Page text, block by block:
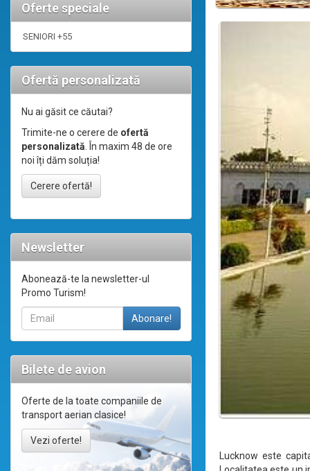
Oferte speciale
SENIORI +55
Ofertă personalizată
Nu ai găsit ce căutai?
Trimite-ne o cerere de ofertă
personalizată. În maxim 48 de ore
noi îți dăm soluția!
Cerere ofertă!
Newsletter
Abonează-te la newsletter-ul
Promo Turism!
Bilete de avion
Oferte de la toate companiile de
transport aerian clasice!
Vezi oferte!
Lucknow este